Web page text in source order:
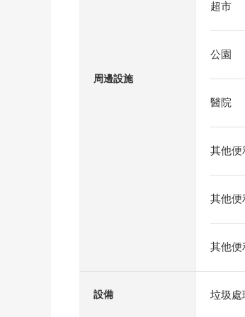
周邊設施
超市
公園
醫院
其他便
其他便
其他便
設備 垃圾處